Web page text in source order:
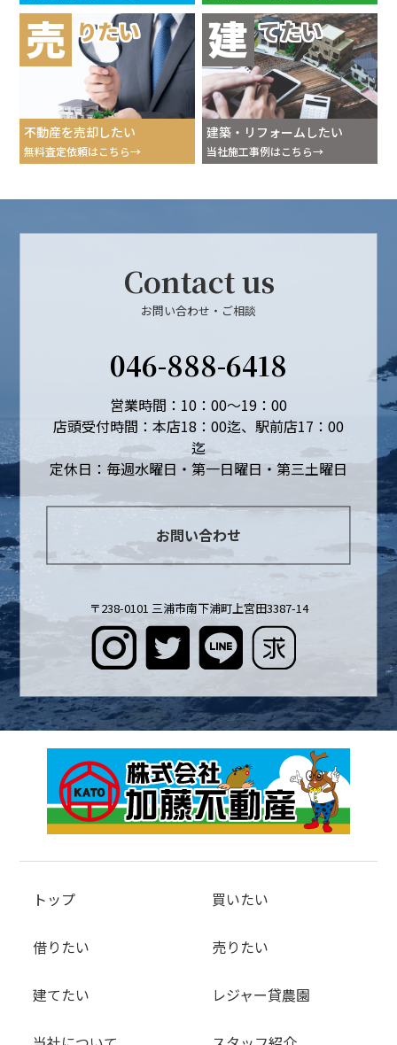
売 りたい
不動産を売却したい
無料査定依頼はこちら
建 てたい
建築・リフォームしたい
当社施工事例はこちら
Contact us
お問い合わせ・ご相談
046-888-6418
営業時間：10：00～19：00
店頭受付時間：本店18：00迄、駅前店17：00
迄
定休日：毎週水曜日・第一日曜日・第三土曜日
お問い合わせ
〒238-0101 三浦市南下浦町上宮田3387-14
トップ 買いたい
借りたい 売りたい
建てたい レジャー貸農園